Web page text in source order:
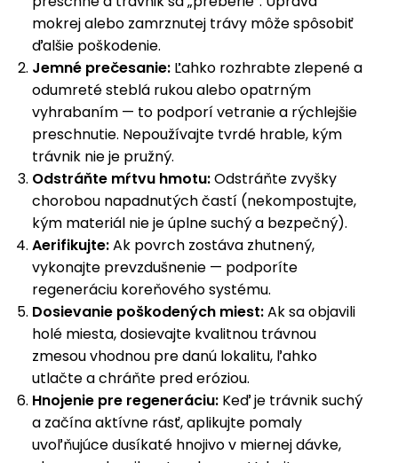
mokrej alebo zamrznutej trávy môže spôsobiť
ďalšie poškodenie.
Jemné prečesanie: Ľahko rozhrabte zlepené a
odumreté steblá rukou alebo opatrným
vyhrabaním — to podporí vetranie a rýchlejšie
preschnutie. Nepoužívajte tvrdé hrable, kým
trávnik nie je pružný.
Odstráňte mŕtvu hmotu:Odstráňte zvyšky
chorobou napadnutých častí (nekompostujte,
kým materiál nie je úplne suchý a bezpečný).
Aerifikujte:Ak povrch zostáva zhutnený,
vykonajte prevzdušnenie — podporíte
regeneráciu koreňového systému.
Dosievanie poškodených miest:Ak sa objavili
holé miesta, dosievajte kvalitnou trávnou
zmesou vhodnou pre danú lokalitu, ľahko
utlačte a chráňte pred eróziou.
Hnojenie pre regeneráciu: Keď je trávnik suchý
a začína aktívne rásť, aplikujte pomaly
uvoľňujúce dusíkaté hnojivo v miernej dávke,